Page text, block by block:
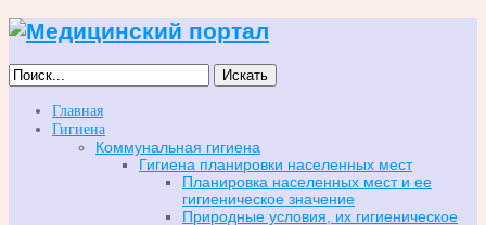
Искать
Главная
Гигиена
Коммунальная гигиена
Гигиена планировки населенных мест
Планировка населенных мест и ее
гигиеническое значение
Природные условия, их гигиеническое